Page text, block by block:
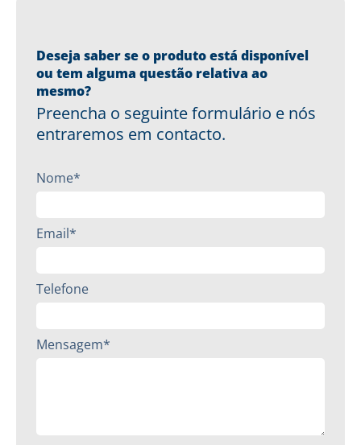
Deseja saber se o produto está disponível
ou tem alguma questão relativa ao
mesmo?
Preencha o seguinte formulário e nós
entraremos em contacto.
Nome*
Email*
Telefone
Mensagem*